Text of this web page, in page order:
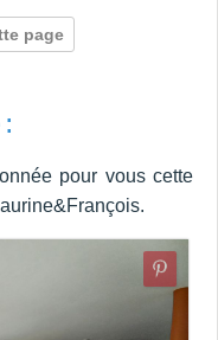
page
pour vous cette